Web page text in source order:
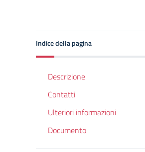
Indice della pagina
Descrizione
Contatti
Ulteriori informazioni
Documento